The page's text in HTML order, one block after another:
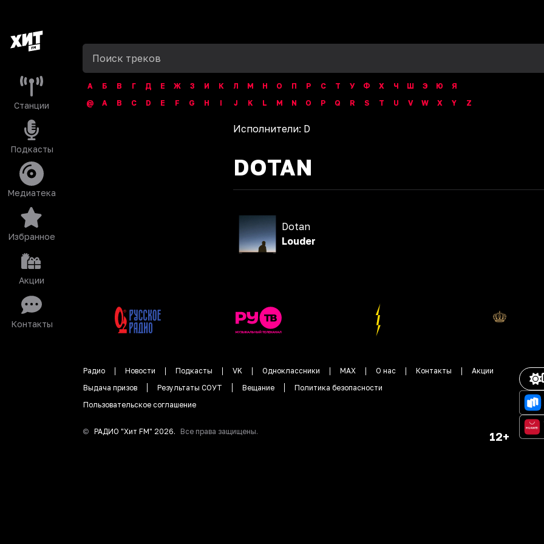
Станции
Подкасты
Медиатека
Избранное
Акции
Контакты
А Б В Г Д Е Ж З И К Л М Н О П Р С Т У Ф Х Ч Ш Э Ю
Я
@
A B C D E F G H I J K L M N O P Q R S T U V W X Y Z
Исполнители: D
DOTAN
Dotan
Louder
Радио Новости Подкасты VK Одноклассники MAX О нас Контакты
Акции
Выдача призов
Результаты СОУТ Вещание
Политика безопасности
Пользовательское соглашение
© РАДИО "Хит FM" 2026. Все права защищены. 12+